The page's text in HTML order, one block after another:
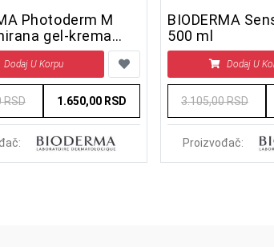
Photoderm M
gel-krema
40 ml
Dodaj U Korpu
RSD 1.650,00 RSD
BIODERMA
500 ml
Dodaj U
3.105,00 RSD
Proizvođač: